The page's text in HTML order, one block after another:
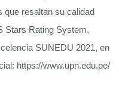
que resaltan su calidad
Stars Rating System,
SUNEDU 2021, en
https://www.upn.edu.pe/